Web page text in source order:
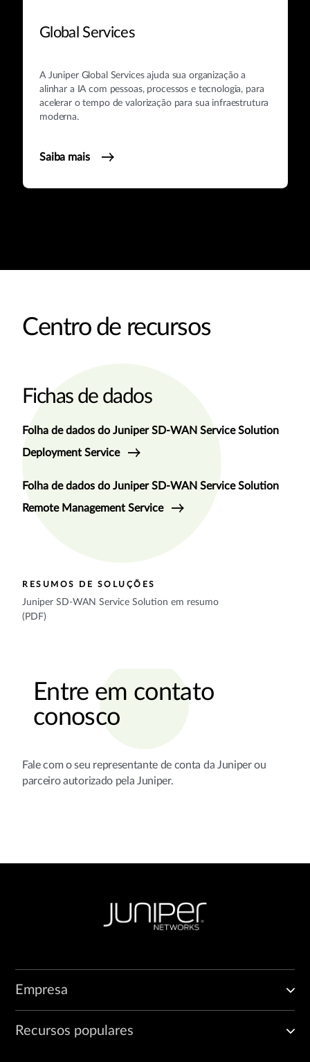
Global Services
A Juniper Global Services ajuda sua organização a
alinhar a IA com pessoas, processos e tecnologia, para
acelerar o tempo de valorização para sua infraestrutura
moderna.
Saiba mais
Centro de recursos
RESUMOS DE SOLUÇÕES
Juniper SD-WAN Service Solution em resumo
(PDF)
Fichas de dados
Folha de dados do Juniper SD-WAN Service Solution
Deployment Service
Folha de dados do Juniper SD-WAN Service Solution
Remote Management Service
Entre em contato
conosco
Fale com o seu representante de conta da Juniper ou
parceiro autorizado pela Juniper.
Empresa
Recursos populares